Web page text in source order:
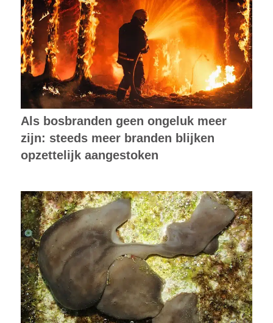
Als bosbranden geen ongeluk meer
zijn: steeds meer branden blijken
opzettelijk aangestoken